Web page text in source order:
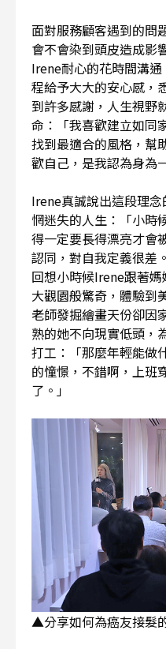
面對服務顧客遇到的問
會不會染到頭皮造成影
Irene耐心的花時間溝
程給予大大的安心感，
到許多感謝，人生視野
命：「我喜歡建立如同
找到最適合的風格，幫
歡自己，是我認為身為
Irene真誠說出這段理
惘迷失的人生：「小時
得一定要長得漂亮才會
認同，對自我定義很差
回想小時候Irene跟著
大觀園般驚奇，體驗到
老師發掘繪畫天份卻因
熟的她不向現實低頭，
打工：「那麼年輕能做
的憧憬，不錯啊，上班
了。」
▲分享如何為癌友接髮